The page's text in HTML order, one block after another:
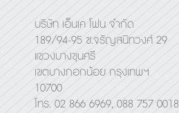
บริษัท เอ็นเค โฟน จำกัด
189/94-95 ซ.จรัญสนิทวงศ์ 29
แขวงบางขุนศรี
เขตบางกอกน้อย กรุงเทพฯ
10700
โทร. 02 866 6969, 088 757 0018